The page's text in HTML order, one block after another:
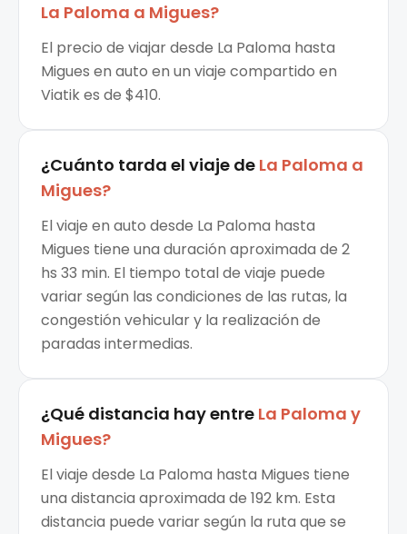
La Paloma a Migues?
El precio de viajar desde La Paloma hasta
Migues en auto en un viaje compartido en
Viatik es de $410.
¿Cuánto tarda el viaje de La Paloma a
Migues?
El viaje en auto desde La Paloma hasta
Migues tiene una duración aproximada de 2
hs 33 min. El tiempo total de viaje puede
variar según las condiciones de las rutas, la
congestión vehicular y la realización de
paradas intermedias.
¿Qué distancia hay entre La Paloma y
Migues?
El viaje desde La Paloma hasta Migues tiene
una distancia aproximada de 192 km. Esta
distancia puede variar según la ruta que se